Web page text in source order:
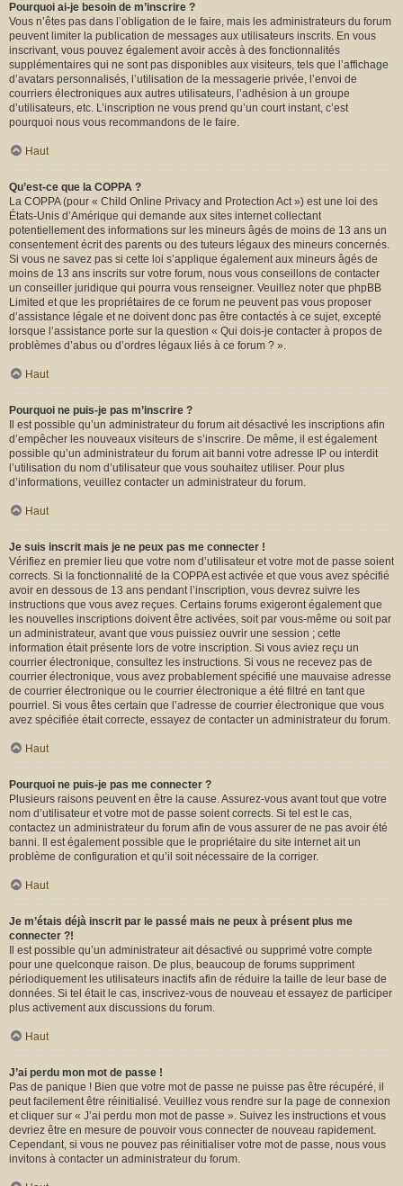
Pourquoi ai-je besoin de m’inscrire ?
Vous n’êtes pas dans l’obligation de le faire, mais les administrateurs du forum
peuvent limiter la publication de messages aux utilisateurs inscrits. En vous
inscrivant, vous pouvez également avoir accès à des fonctionnalités
supplémentaires qui ne sont pas disponibles aux visiteurs, tels que l’affichage
d’avatars personnalisés, l’utilisation de la messagerie privée, l’envoi de
courriers électroniques aux autres utilisateurs, l’adhésion à un groupe
d’utilisateurs, etc. L’inscription ne vous prend qu’un court instant, c’est
pourquoi nous vous recommandons de le faire.
Haut
Qu’est-ce que la COPPA ?
La COPPA (pour « Child Online Privacy and Protection Act ») est une loi des
États-Unis d’Amérique qui demande aux sites internet collectant
potentiellement des informations sur les mineurs âgés de moins de 13 ans un
consentement écrit des parents ou des tuteurs légaux des mineurs concernés.
Si vous ne savez pas si cette loi s’applique également aux mineurs âgés de
moins de 13 ans inscrits sur votre forum, nous vous conseillons de contacter
un conseiller juridique qui pourra vous renseigner. Veuillez noter que phpBB
Limited et que les propriétaires de ce forum ne peuvent pas vous proposer
d’assistance légale et ne doivent donc pas être contactés à ce sujet, excepté
lorsque l’assistance porte sur la question « Qui dois-je contacter à propos de
problèmes d’abus ou d’ordres légaux liés à ce forum ? ».
Haut
Pourquoi ne puis-je pas m’inscrire ?
Il est possible qu’un administrateur du forum ait désactivé les inscriptions afin
d’empêcher les nouveaux visiteurs de s’inscrire. De même, il est également
possible qu’un administrateur du forum ait banni votre adresse IP ou interdit
l’utilisation du nom d’utilisateur que vous souhaitez utiliser. Pour plus
d’informations, veuillez contacter un administrateur du forum.
Haut
Je suis inscrit mais je ne peux pas me connecter !
Vérifiez en premier lieu que votre nom d’utilisateur et votre mot de passe soient
corrects. Si la fonctionnalité de la COPPA est activée et que vous avez spécifié
avoir en dessous de 13 ans pendant l’inscription, vous devrez suivre les
instructions que vous avez reçues. Certains forums exigeront également que
les nouvelles inscriptions doivent être activées, soit par vous-même ou soit par
un administrateur, avant que vous puissiez ouvrir une session ; cette
information était présente lors de votre inscription. Si vous aviez reçu un
courrier électronique, consultez les instructions. Si vous ne recevez pas de
courrier électronique, vous avez probablement spécifié une mauvaise adresse
de courrier électronique ou le courrier électronique a été filtré en tant que
pourriel. Si vous êtes certain que l’adresse de courrier électronique que vous
avez spécifiée était correcte, essayez de contacter un administrateur du forum.
Haut
Pourquoi ne puis-je pas me connecter ?
Plusieurs raisons peuvent en être la cause. Assurez-vous avant tout que votre
nom d’utilisateur et votre mot de passe soient corrects. Si tel est le cas,
contactez un administrateur du forum afin de vous assurer de ne pas avoir été
banni. Il est également possible que le propriétaire du site internet ait un
problème de configuration et qu’il soit nécessaire de la corriger.
Haut
Je m’étais déjà inscrit par le passé mais ne peux à présent plus me
connecter ?!
Il est possible qu’un administrateur ait désactivé ou supprimé votre compte
pour une quelconque raison. De plus, beaucoup de forums suppriment
périodiquement les utilisateurs inactifs afin de réduire la taille de leur base de
données. Si tel était le cas, inscrivez-vous de nouveau et essayez de participer
plus activement aux discussions du forum.
Haut
J’ai perdu mon mot de passe !
Pas de panique ! Bien que votre mot de passe ne puisse pas être récupéré, il
peut facilement être réinitialisé. Veuillez vous rendre sur la page de connexion
et cliquer sur « J’ai perdu mon mot de passe ». Suivez les instructions et vous
devriez être en mesure de pouvoir vous connecter de nouveau rapidement.
Cependant, si vous ne pouvez pas réinitialiser votre mot de passe, nous vous
invitons à contacter un administrateur du forum.